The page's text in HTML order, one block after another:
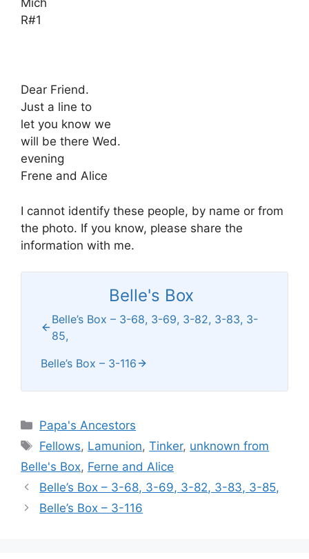
Mich
R#1
Dear Friend.
Just a line to
let you know we
will be there Wed.
evening
Frene and Alice
I cannot identify these people, by name or from
the photo. If you know, please share the
information with me.
Belle's Box
Belle’s Box – 3-68, 3-69, 3-82, 3-83, 3-
85,
Belle’s Box – 3-116
Categories
Papa's Ancestors
Tags
Fellows, Lamunion,Tinker, unknown from
Belle's Box, Ferne and Alice
Belle’s Box – 3-68, 3-69, 3-82, 3-83, 3-85,
Belle’s Box – 3-116